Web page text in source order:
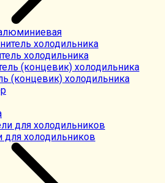
холодильника
(концевик) холодильника
для холодильников